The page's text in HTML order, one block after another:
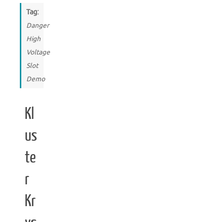
Tag:
Danger
High
Voltage
Slot
Demo
Kl
us
te
r
Kr